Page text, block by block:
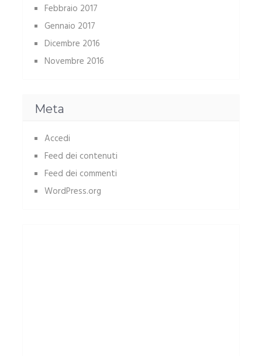
Febbraio 2017
Gennaio 2017
Dicembre 2016
Novembre 2016
Meta
Accedi
Feed dei contenuti
Feed dei commenti
WordPress.org